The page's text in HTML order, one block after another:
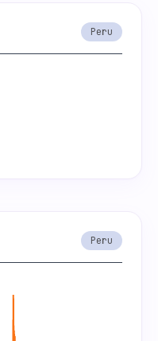
Peru
Peru